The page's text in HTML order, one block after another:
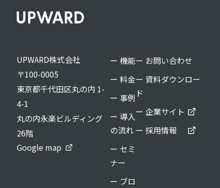
UPWARD株式会社
〒100-0005
東京都千代田区丸の内 1-
4-1
丸の内永楽ビルディング
26階
Google map
ー 機能
ー 料金
ー 事例
ー 導入
の流れ
ー セミ
ナー
ー ブロ
ー お問い合わせ
ー 資料ダウンロー
ド
ー 企業サイト
ー 採用情報